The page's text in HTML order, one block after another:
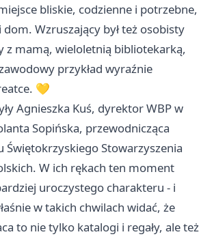
bliskie, codzienne i potrzebne,
Wzruszający był też osobisty
z mamą, wieloletnią bibliotekarką,
przykład wyraźnie
💛
Agnieszka Kuś, dyrektor WBP w
Sopińska, przewodnicząca
Świętokrzyskiego Stowarzyszenia
W ich rękach ten moment
uroczystego charakteru - i
w takich chwilach widać, że
to nie tylko katalogi i regały, ale też